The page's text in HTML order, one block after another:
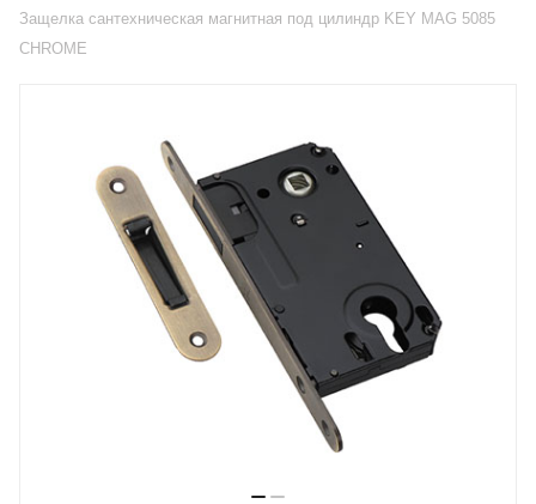
Защелка сантехническая магнитная под цилиндр KEY MAG 5085
CHROME